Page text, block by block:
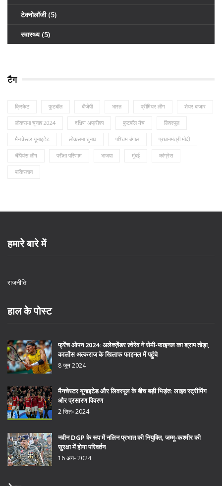
टेक्नोलॉजी (5)
स्वास्थ्य (5)
टैग
क्रिकेट फुटबॉल बीजेपी भारत प्रीमियर लीग शेयर बाजार
लोकसभा चुनाव 2024 दक्षिण अफ्रीका फुटबॉल मैच लिवरपूल
मैनचेस्टर यूनाइटेड लोकसभा चुनाव पश्चिम बंगाल प्रधानमंत्री मोदी
चैंपियंस लीग परीक्षा परिणाम भाजपा मुंबई कांग्रेस
पाकिस्तान
हमारे बारे में
राजनीति
हाल के पोस्ट
फ्रेंच ओपन 2024: अलेक्ज़ेंडर ज़्वेरेव ने सेमी-फाइनल का श्राप तोड़ा,
कार्लोस अल्कराज के खिलाफ फाइनल में पहुंचे
8 जून 2024
मैनचेस्टर यूनाइटेड और लिवरपूल के बीच बड़ी भिड़ंत: लाइव स्ट्रीमिंग
और प्रसारण विवरण
2 सित॰ 2024
नवीन DGP के रूप में नलिन प्रभात की नियुक्ति, जम्मू-कश्मीर की
सुरक्षा में होगा परिवर्तन
16 अग॰ 2024